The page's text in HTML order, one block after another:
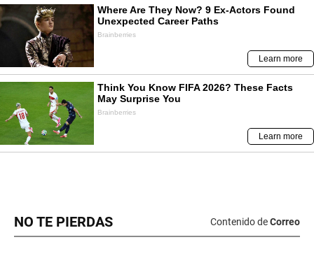
NO TE PIERDAS Contenido deCorreo